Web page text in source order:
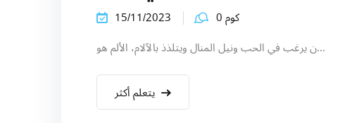
15/11/2023
كوم 0
ن يرغب في الحب ونيل المنال ويتلذذ بالآلام، الألم هو...
يتعلم أكثر